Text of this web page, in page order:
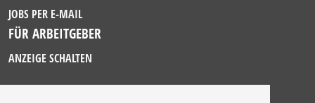
JOBS PER E-MAIL
FÜR ARBEITGEBER
ANZEIGE SCHALTEN